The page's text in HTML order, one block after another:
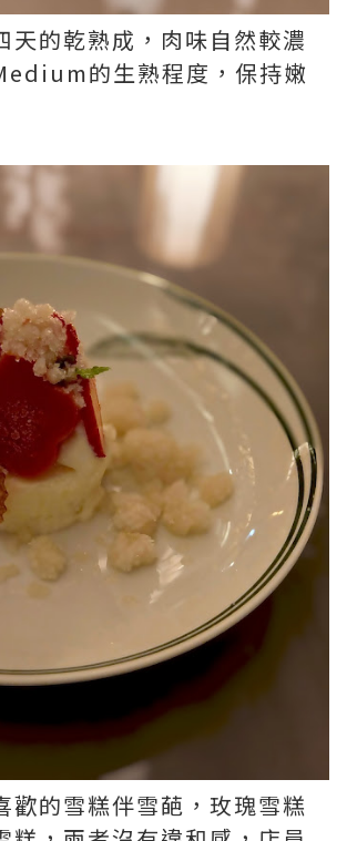
天的乾熟成，肉味自然較濃
的生熟程度，保持嫩
歡的雪糕伴雪葩，玫瑰雪糕